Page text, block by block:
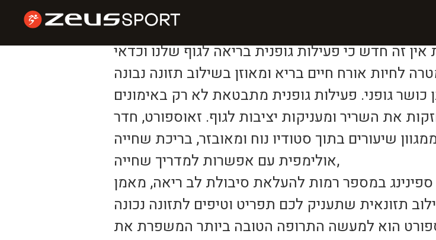
בגיל השלישי דברים שכדאי לדעת
זה חדש כי פעילות גופנית בריאה לגוף שלנו וכדאי
לחיות אורח חיים בריא ומאוזן בשילוב תזונה נבונה
גופני. פעילות גופנית מתבטאת לא רק באימונים
את השריר ומעניקות יציבות לגוף. זאוספורט, חדר
שיעורים בתוך סטודיו נוח ומאובזר, בריכת שחייה
אולימפית עם אפשרות למדריך שחייה,
ספינינג במספר רמות להעלאת סיבולת לב ריאה, מאמן
תזונאית שתעניק לכם תפריט וטיפים לתזונה נכונה
הוא למעשה התרופה הטובה ביותר המשפרת את